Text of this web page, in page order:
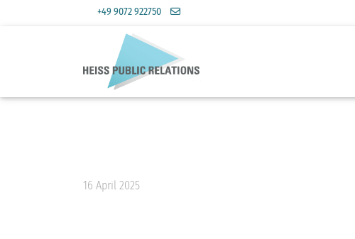
+49 9072 922750
16 April 2025